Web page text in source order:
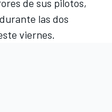
de sus pilotos,
las dos
viernes.